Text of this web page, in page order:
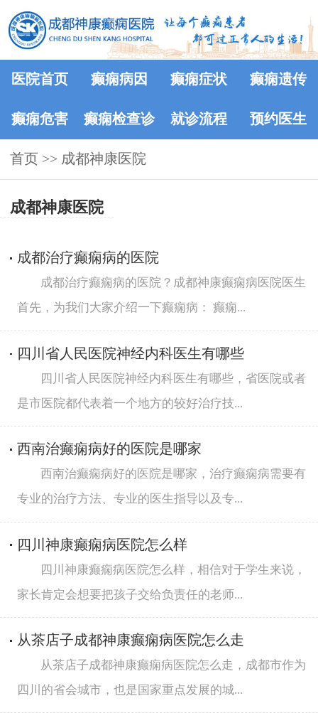
医院首页 癫痫病因 癫痫症状 癫痫遗传
癫痫危害 癫痫检查诊
断
就诊流程 预约医生
首页 >> 成都神康医院
成都神康医院
成都治疗癫痫病的医院
成都治疗癫痫病的医院？成都神康癫痫病医院医生
首先，为我们大家介绍一下癫痫病： 癫痫...
四川省人民医院神经内科医生有哪些
四川省人民医院神经内科医生有哪些，省医院或者
是市医院都代表着一个地方的较好治疗技...
西南治癫痫病好的医院是哪家
西南治癫痫病好的医院是哪家，治疗癫痫病需要有
专业的治疗方法、专业的医生指导以及专...
四川神康癫痫病医院怎么样
四川神康癫痫病医院怎么样，相信对于学生来说，
家长肯定会想要把孩子交给负责任的老师...
从茶店子成都神康癫痫病医院怎么走
从茶店子成都神康癫痫病医院怎么走，成都市作为
四川的省会城市，也是国家重点发展的城...